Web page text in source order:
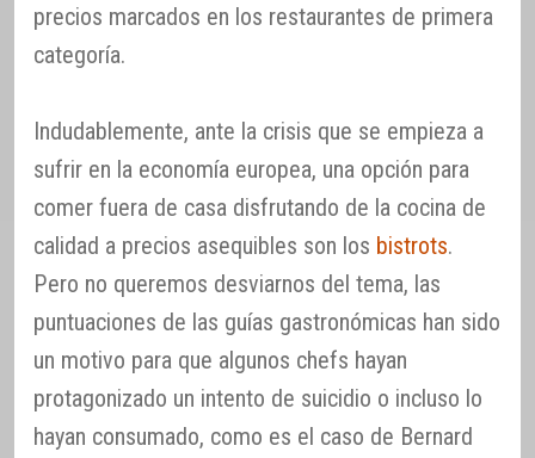
precios marcados en los restaurantes de primera
categoría.
Indudablemente, ante la crisis que se empieza a
sufrir en la economía europea, una opción para
comer fuera de casa disfrutando de la cocina de
calidad a precios asequibles son los bistrots.
Pero no queremos desviarnos del tema, las
puntuaciones de las guías gastronómicas han sido
un motivo para que algunos chefs hayan
protagonizado un intento de suicidio o incluso lo
hayan consumado, como es el caso de Bernard